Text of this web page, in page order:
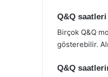
Q&Q saatleri
Birçok Q&Q
gösterebilir.
Q&Q